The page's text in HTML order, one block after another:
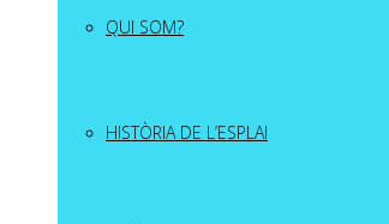
QUI SOM?
HISTÒRIA DE L’ESPLAI